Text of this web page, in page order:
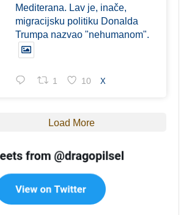
Mediterana. Lav je, inače,
migracijsku politiku Donalda
Trumpa nazvao "nehumanom".
1 10 X
Load More